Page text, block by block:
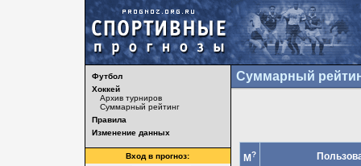
Футбол
Хоккей
Архив турниров
Суммарный рейтинг
Правила
Изменение данных
Вход в прогноз:
Суммарный
М?